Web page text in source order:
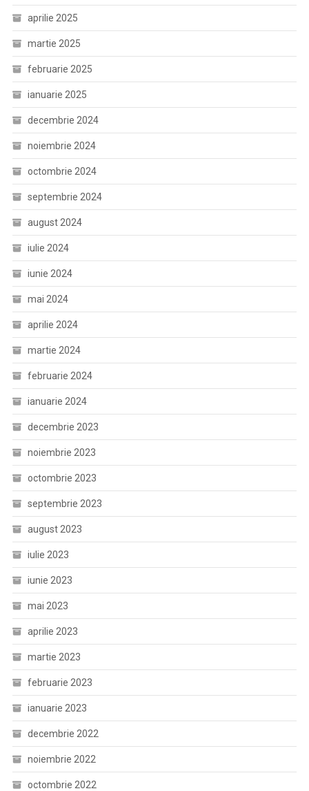
aprilie 2025
martie 2025
februarie 2025
ianuarie 2025
decembrie 2024
noiembrie 2024
octombrie 2024
septembrie 2024
august 2024
iulie 2024
iunie 2024
mai 2024
aprilie 2024
martie 2024
februarie 2024
ianuarie 2024
decembrie 2023
noiembrie 2023
octombrie 2023
septembrie 2023
august 2023
iulie 2023
iunie 2023
mai 2023
aprilie 2023
martie 2023
februarie 2023
ianuarie 2023
decembrie 2022
noiembrie 2022
octombrie 2022